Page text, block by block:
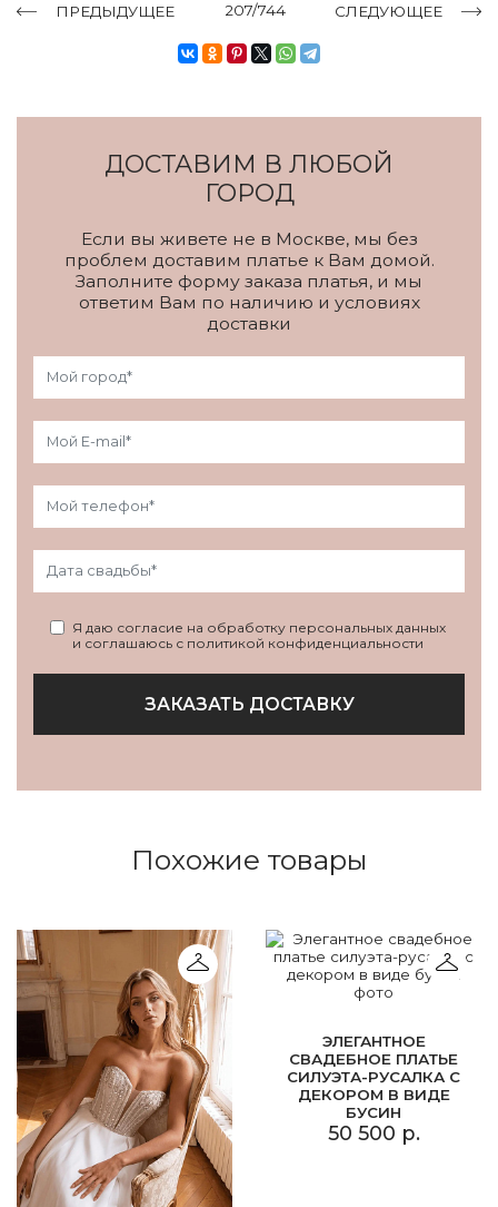
ПРЕДЫДУЩЕЕ 207/744 СЛЕДУЮЩЕЕ
ДОСТАВИМ В ЛЮБОЙ
ГОРОД
Если вы живете не в Москве, мы без
проблем доставим платье к Вам домой.
Заполните форму заказа платья, и мы
ответим Вам по наличию и условиях
доставки
Я даю согласие на обработку персональных данных
и соглашаюсь с политикой конфиденциальности
ЗАКАЗАТЬ ДОСТАВКУ
Похожие товары
ЭЛЕГАНТНОЕ
СВАДЕБНОЕ ПЛАТЬЕ
СИЛУЭТА-РУСАЛКА С
ДЕКОРОМ В ВИДЕ
БУСИН
50 500 р.